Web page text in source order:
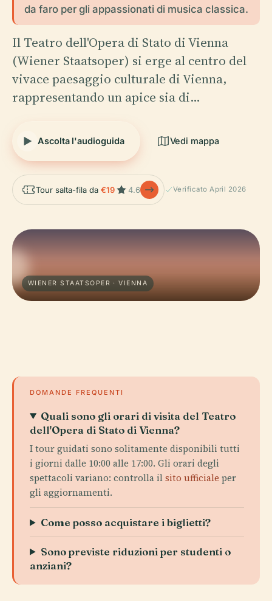
da faro per gli appassionati di musica classica.
Il Teatro dell'Opera di Stato di Vienna
(Wiener Staatsoper) si erge al centro del
vivace paesaggio culturale di Vienna,
rappresentando un apice sia di…
Ascolta l'audioguida Vedi mappa
Tour salta-fila da €19 4.6 Verificato April 2026
WIENER STAATSOPER · VIENNA
DOMANDE FREQUENTI
Quali sono gli orari di visita del Teatro
dell'Opera di Stato di Vienna?
I tour guidati sono solitamente disponibili tutti
i giorni dalle 10:00 alle 17:00. Gli orari degli
spettacoli variano: controlla ilsito ufficiale per
gli aggiornamenti.
Come posso acquistare i biglietti?
Sono previste riduzioni per studenti o
anziani?